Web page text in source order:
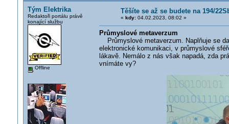
Tým Elektrika
Redaktoři portálu právě
konající službu
Offline
Těšíte se až se budete na 194/
« kdy:04.02.2023, 08:02 »
Průmyslové metaverzum
Průmyslové metaverzum. Naplňuje se
elektronické komunikaci, v průmyslové
lákavě. Nemálo z nás však napadá, zda
vnímáte vy?